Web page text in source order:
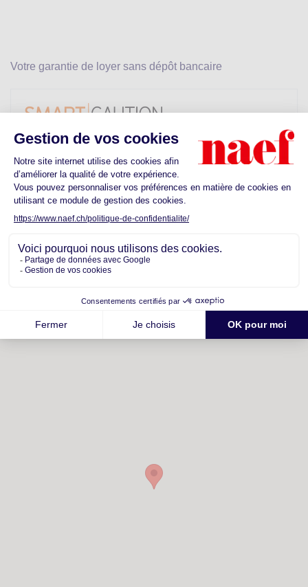
Votre garantie de loyer sans dépôt bancaire
Calculez votre prime
Découvrez les commodités proches de
votre futur quartier
Ecoles